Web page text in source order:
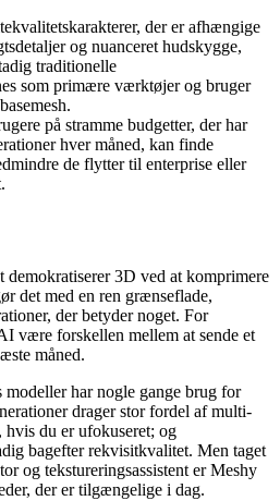
der er afhængige
og nuanceret hudskygge,
traditionelle
som primære værktøjer og bruger
på stramme budgetter, der har
hver måned, kan finde
de flytter til enterprise eller
3D ved at komprimere
det med en ren grænseflade,
der betyder noget. For
være forskellen mellem at sende et
måned.
har nogle gange brug for
drager stor fordel af multi-
du er ufokuseret; og
bagefter rekvisitkvalitet. Men taget
og tekstureringsassistent er Meshy
der er tilgængelige i dag.